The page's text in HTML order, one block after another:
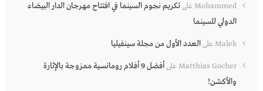
Mohammed علىتكريم نجوم السينما في افتتاح مهرجان الدار البيضاء
الدولي للسينما
Malek علىالعدد الأول من مجلة سينفيليا
Matthias Gocher على
أفضل 9 أفلام رومانسية ممزوجة بالإثارة
والأكشن!